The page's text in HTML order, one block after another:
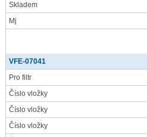
Skladem
Mj
VFE-07041
Pro filtr
Číslo vložky
Číslo vložky
Číslo vložky